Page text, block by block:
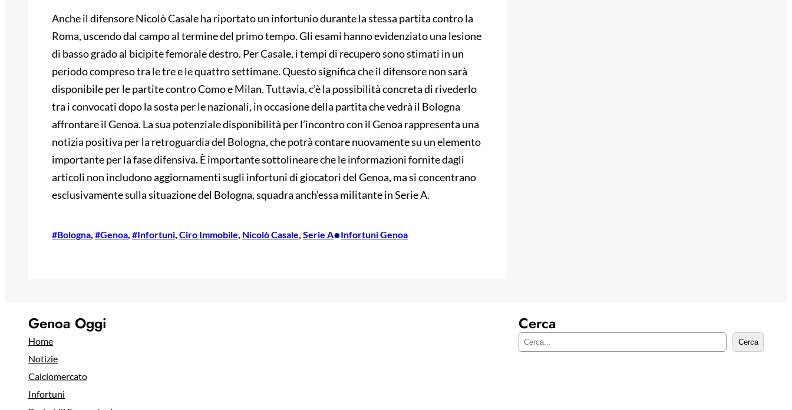
Anche il difensore Nicolò Casale ha riportato un infortunio durante la stessa partita contro la
Roma, uscendo dal campo al termine del primo tempo. Gli esami hanno evidenziato una lesione
di basso grado al bicipite femorale destro. Per Casale, i tempi di recupero sono stimati in un
periodo compreso tra le tre e le quattro settimane. Questo significa che il difensore non sarà
disponibile per le partite contro Como e Milan. Tuttavia, c’è la possibilità concreta di rivederlo
tra i convocati dopo la sosta per le nazionali, in occasione della partita che vedrà il Bologna
affrontare il Genoa. La sua potenziale disponibilità per l’incontro con il Genoa rappresenta una
notizia positiva per la retroguardia del Bologna, che potrà contare nuovamente su un elemento
importante per la fase difensiva. È importante sottolineare che le informazioni fornite dagli
articoli non includono aggiornamenti sugli infortuni di giocatori del Genoa, ma si concentrano
esclusivamente sulla situazione del Bologna, squadra anch’essa militante in Serie A.
#Bologna, #Genoa, #Infortuni, Ciro Immobile, Nicolò Casale, Serie A•Infortuni Genoa
Genoa Oggi
Home
Notizie
Calciomercato
Infortuni
Cerca
C
Cerca